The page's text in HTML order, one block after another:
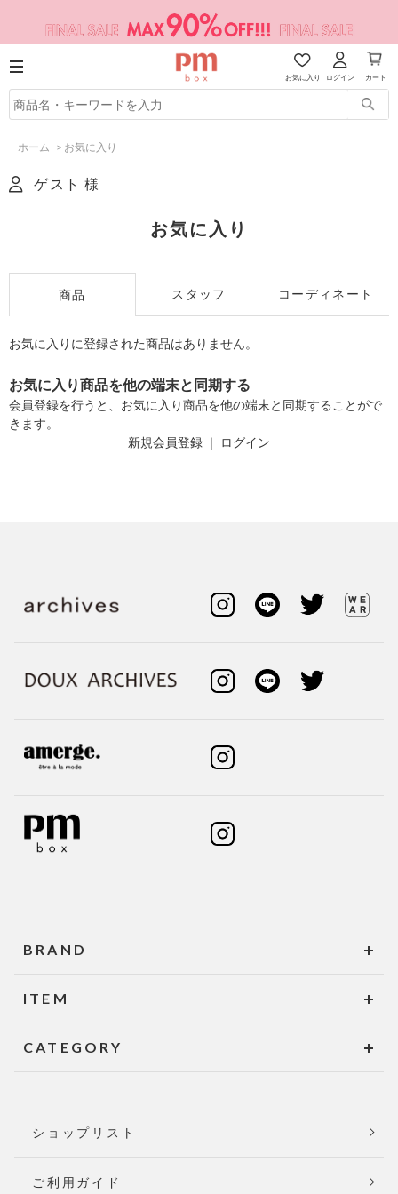
お気に入り ログイン カート
ホーム > お気に入り
ゲスト 様
お気に入り
商品 スタッフ コーディネート
お気に入りに登録された商品はありません。
お気に入り商品を他の端末と同期する
会員登録を行うと、お気に入り商品を他の端末と同期することがで
きます。
新規会員登録 ｜ ログイン
BRAND
ITEM
CATEGORY
ショップリスト
ご利用ガイド